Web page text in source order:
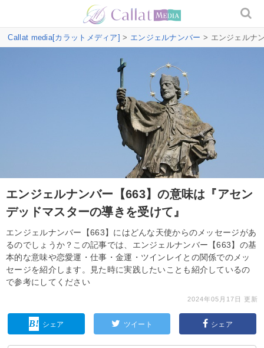
Callat media[カラットメディア] > エンジェルナンバー > エンジェルナ
エンジェルナンバー【663】の意味は『アセン
デッドマスターの導きを受けて』
エンジェルナンバー【663】にはどんな天使からのメッセージがあ
るのでしょうか？この記事では、エンジェルナンバー【663】の基
本的な意味や恋愛運・仕事・金運・ツインレイとの関係でのメッ
セージを紹介します。見た時に実践したいことも紹介しているの
で参考にしてください
2024年05月17日 更新
シェア ツイート シェア